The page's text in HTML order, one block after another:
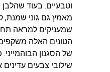
וטבעיים. בעוד שהלבן
מאמץ גם גוני שמנת,
שמעניקים למראה
הטונים האלה
של הסגנון
שילובי צבעים